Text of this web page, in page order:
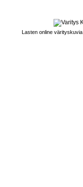
Lasten online värityskuvia